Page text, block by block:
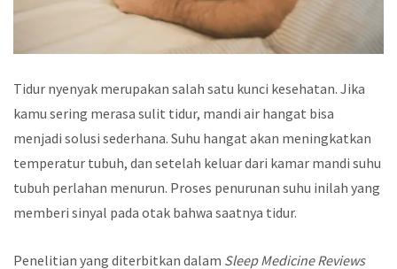
Tidur nyenyak merupakan salah satu kunci kesehatan. Jika
kamu sering merasa sulit tidur, mandi air hangat bisa
menjadi solusi sederhana. Suhu hangat akan meningkatkan
temperatur tubuh, dan setelah keluar dari kamar mandi suhu
tubuh perlahan menurun. Proses penurunan suhu inilah yang
memberi sinyal pada otak bahwa saatnya tidur.
Penelitian yang diterbitkan dalam Sleep Medicine Reviews